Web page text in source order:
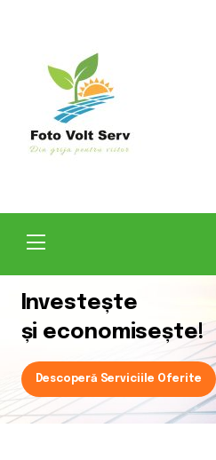
Descoperă serviciile oferite
Investește
și economisește!
Descoperă Serviciile Oferite